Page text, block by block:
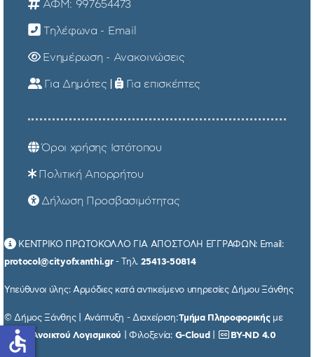
ΑΦΜ: 997654473
Τηλέφωνα - Email
Ενημέρωση - Ανακοινώσεις
Για Δημότες | Για επισκέπτες
Όροι χρήσης Ιστότοπου
Πολιτική Απορρήτου
Δήλωση Προσβασιμότητας
ΚΕΝΤΡΙΚΟ ΠΡΩΤΟΚΟΛΛΟ ΓΙΑ ΑΠΟΣΤΟΛΗ ΕΓΓΡΑΦΩΝ: Email:
protocol@cityofxanthi.gr- Τηλ. 25413-50814
Υπεύθυνοι ύλης: Αρμόδιες κατά αντικείμενο υπηρεσίες Δήμου Ξάνθης
© Δήμος Ξάνθης | Ανάπτυξη - Διαχείριση:Τμήμα Πληροφορικήςμε
χρήση
Ανοικτού Λογισμικού | Φιλοξενία: G-Cloud BY-ND 4.0
accessible